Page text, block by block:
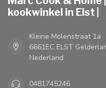
kookwinkel in Elst |
Kleine Molenstraat 1a
6661EC ELST
Nederland
0481745246